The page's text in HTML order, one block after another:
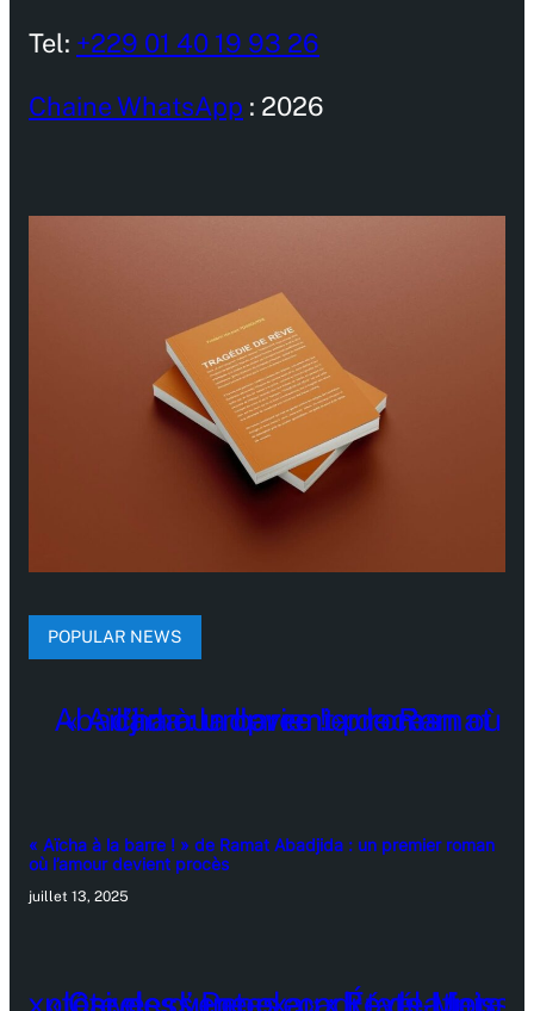
Tel: +229 01 40 19 93 26
Chaine WhatsApp : 2026
POPULAR NEWS
« Aïcha à la barre ! » de Ramat Abadjida : un premier roman
où l’amour devient procès
juillet 13, 2025